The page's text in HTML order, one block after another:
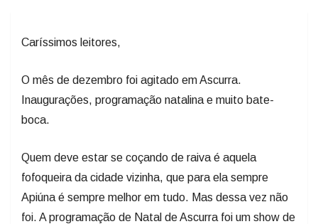
Caríssimos leitores,
O mês de dezembro foi agitado em Ascurra.
Inaugurações, programação natalina e muito bate-
boca.
Quem deve estar se coçando de raiva é aquela
fofoqueira da cidade vizinha, que para ela sempre
Apiúna é sempre melhor em tudo. Mas dessa vez não
foi. A programação de Natal de Ascurra foi um show de